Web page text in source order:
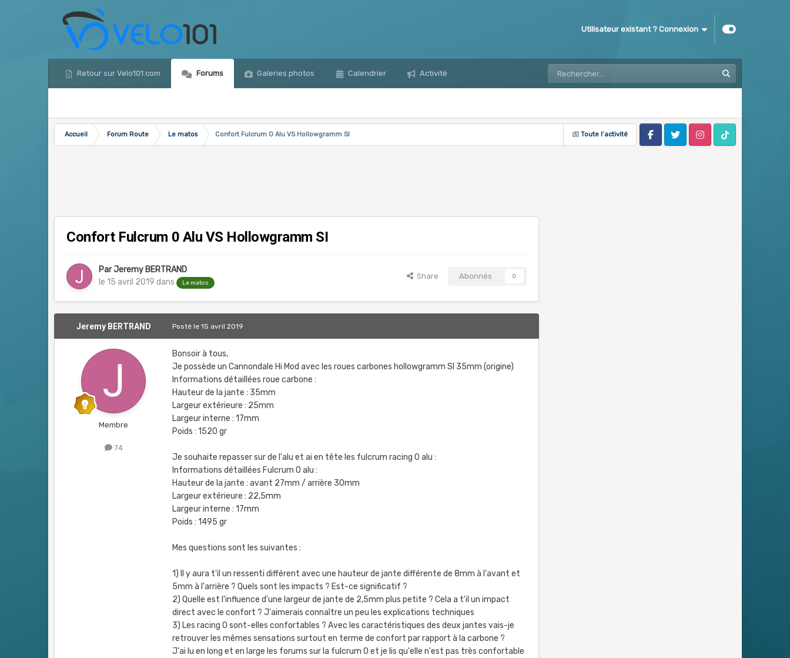
Utilisateur existant ? Connexion
Retour sur Velo101.com Forums Galeries photos Calendrier Activité
Toute l’activité
Accueil Forum Route Le matos
Confort Fulcrum 0 Alu VS Hollowgramm SI
FacebookTwitter InstagramTik Tok
Confort Fulcrum 0 Alu VS Hollowgramm SI
ParJeremy BERTRAND
le 15 avril 2019 dans Le matos
Share Abonnés 0
Jeremy BERTRAND
Membre
74
Postéle 15 avril 2019
Bonsoir à tous,
Je possède un Cannondale Hi Mod avec les roues carbones hollowgramm SI 35mm (origine)
Informations détaillées roue carbone :
Hauteur de la jante : 35mm
Largeur extérieure : 25mm
Largeur interne : 17mm
Poids : 1520 gr
Je souhaite repasser sur de l'alu et ai en tête les fulcrum racing 0 alu :
Informations détaillées Fulcrum 0 alu :
Hauteur de la jante : avant 27mm / arrière 30mm
Largeur extérieure : 22,5mm
Largeur interne : 17mm
Poids : 1495 gr
Mes questions sont les suivantes :
1) Il y aura t'il un ressenti différent avec une hauteur de jante différente de 8mm à l'avant et
5mm à l'arrière ? Quels sont les impacts ? Est-ce significatif ?
2) Quelle est l'influence d'une largeur de jante de 2,5mm plus petite ? Cela a t'il un impact
direct avec le confort ? J'aimerais connaître un peu les explications techniques
3) Les racing 0 sont-elles confortables ? Avec les caractéristiques des deux jantes vais-je
retrouver les mêmes sensations surtout en terme de confort par rapport à la carbone ?
J'ai lu en long et en large les forums sur la fulcrum 0 et je lis qu'elle n'est pas très confortable